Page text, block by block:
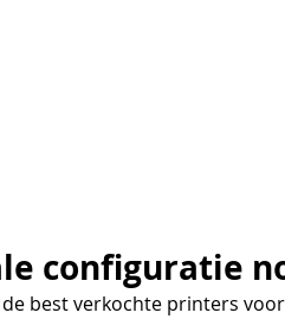
configuratie
best verkochte printers